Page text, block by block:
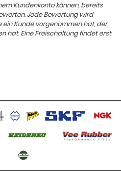
Kundenkonto können, bereits
Jede Bewertung wird
Kunde vorgenommen hat, der
hat. Eine Freischaltung findet erst